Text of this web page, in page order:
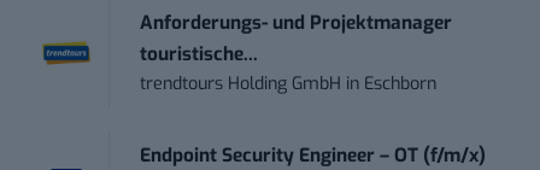
Anforderungs- und Projektmanager
touristische...
trendtours Holding GmbH in Eschborn
Endpoint Security Engineer – OT (f/m/x)